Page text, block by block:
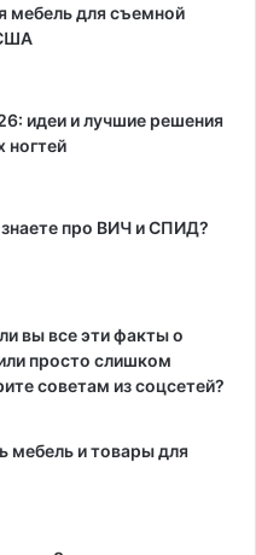
мебель для съемной
идеи и лучшие решения
ногтей
про ВИЧ и СПИД?
вы все эти факты о
просто слишком
советам из соцсетей?
мебель и товары для